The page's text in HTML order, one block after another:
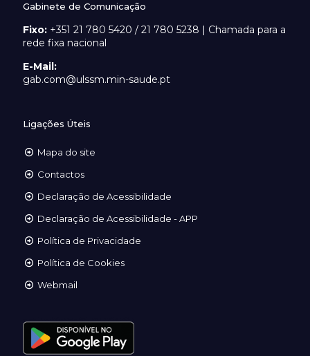
Gabinete de Comunicação
Fixo: +351 21 780 5420 / 21 780 5238 | Chamada para a
rede fixa nacional
E-Mail:
gab.com@ulssm.min-saude.pt
Ligações Úteis
Mapa do site
Contactos
Declaração de Acessibilidade
Declaração de Acessibilidade - APP
Política de Privacidade
Política de Cookies
Webmail